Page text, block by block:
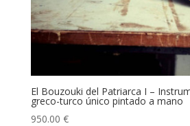
El Bouzouki del Patriarca I –
greco-turco único pintado a mano
950.00 €